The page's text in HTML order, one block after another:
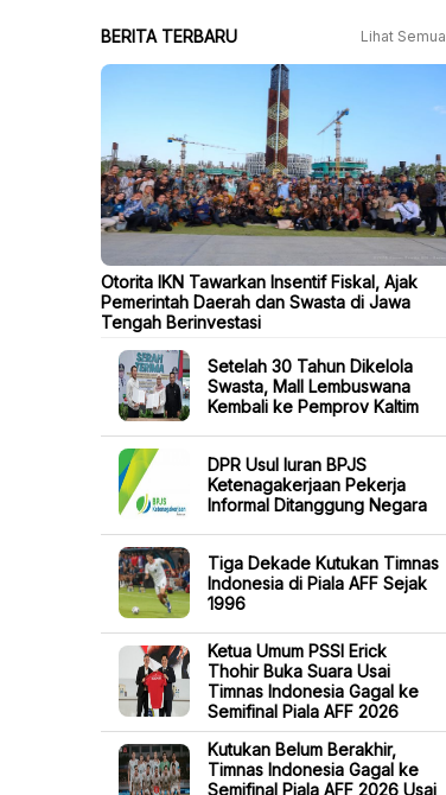
BERITA TERBARU Lihat Semua
Otorita IKN Tawarkan Insentif Fiskal, Ajak
Pemerintah Daerah dan Swasta di Jawa
Tengah Berinvestasi
Setelah 30 Tahun Dikelola
Swasta, Mall Lembuswana
Kembali ke Pemprov Kaltim
DPR Usul Iuran BPJS
Ketenagakerjaan Pekerja
Informal Ditanggung Negara
Tiga Dekade Kutukan Timnas
Indonesia di Piala AFF Sejak
1996
Ketua Umum PSSI Erick
Thohir Buka Suara Usai
Timnas Indonesia Gagal ke
Semifinal Piala AFF 2026
Kutukan Belum Berakhir,
Timnas Indonesia Gagal ke
Semifinal Piala AFF 2026 Usai